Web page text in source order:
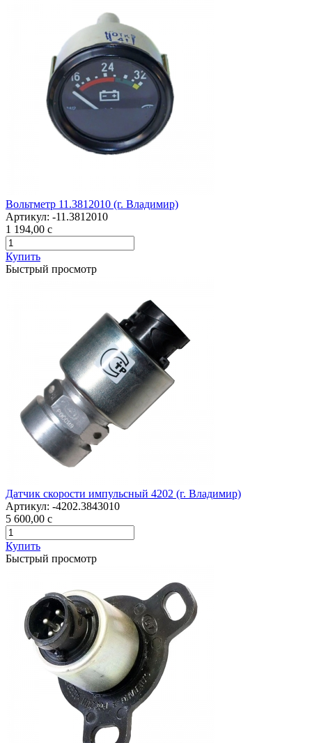
Вольтметр 11.3812010 (г. Владимир)
Артикул: -11.3812010
1 194,00 c
Купить
Быстрый просмотр
Датчик скорости импульсный 4202 (г. Владимир)
Артикул: -4202.3843010
5 600,00 c
Купить
Быстрый просмотр